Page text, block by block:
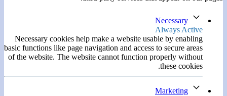
Necessary
Always Active
Necessary cookies help make a website usable by enabling
basic functions like page navigation and access to secure areas
of the website. The website cannot function properly without
these cookies.
Marketing